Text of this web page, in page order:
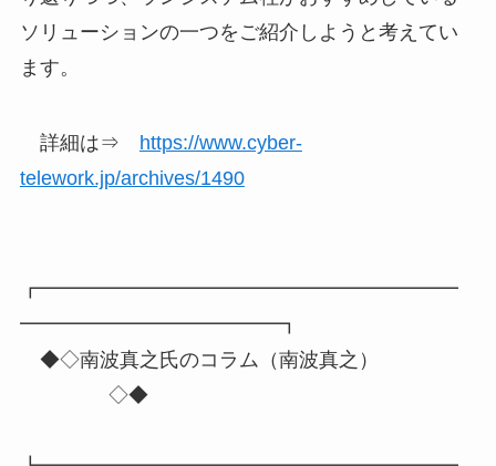
ソリューションの一つをご紹介しようと考えてい
ます。
詳細は⇒
https://www.cyber-
telework.jp/archives/1490
┏━━━━━━━━━━━━━━━━━━━━━
━━━━━━━━━━━━━┓
◆◇南波真之氏のコラム（南波真之）
◇◆